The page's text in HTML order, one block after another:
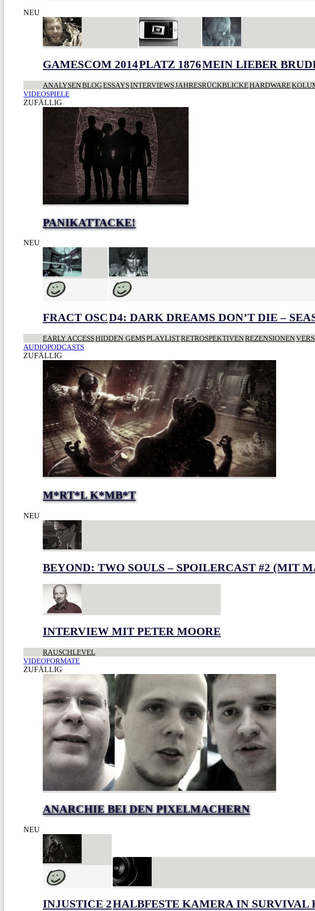
NEU
GAMESCOM 2014PLATZ 1876MEIN LIEBER
ANALYSENBLOGESSAYSINTERVIEWSJAHRESRÜCKBLICKEHARDWARE
VIDEOSPIELE
ZUFÄLLIG
PANIKATTACKE!
NEU
FRACT OSCD4: DARK DREAMS DON’T DIE –
EARLY ACCESSHIDDEN GEMSPLAYLISTRETROSPEKTIVENREZENSIONEN
AUDIOPODCASTS
ZUFÄLLIG
M*RT*L K*MB*T
NEU
BEYOND: TWO SOULS – SPOILERCAST #2 (MIT
INTERVIEW MIT PETER MOORE
RAUSCHLEVEL
VIDEOFORMATE
ZUFÄLLIG
ANARCHIE BEI DEN PIXELMACHERN
NEU
INJUSTICE 2HALBFESTE KAMERA IN SURVIVAL